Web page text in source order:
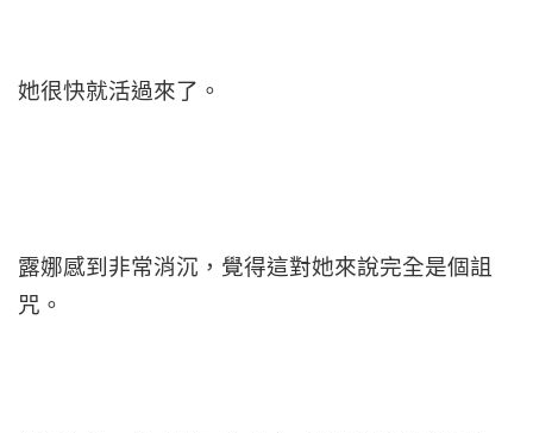
她很快就活過來了。
露娜感到非常消沉，覺得這對她來說完全是個詛
咒。